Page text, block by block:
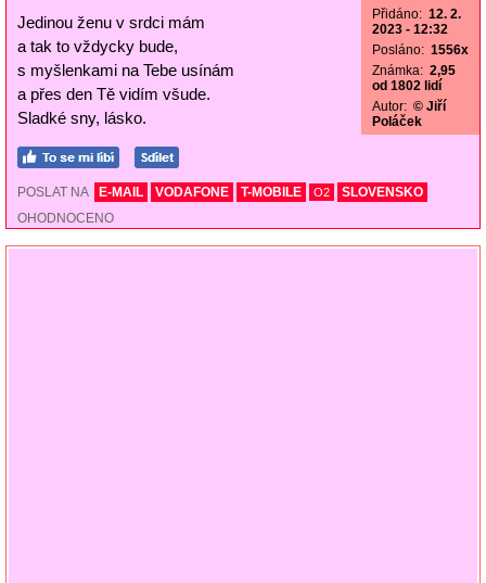
Jedinou ženu v srdci mám
a tak to vždycky bude,
s myšlenkami na Tebe usínám
a přes den Tě vidím všude.
Sladké sny, lásko.
Přidáno: 12. 2.
2023 - 12:32
Posláno: 1556x
Známka: 2,95
od 1802 lidí
Autor: © Jiří
Poláček
POSLAT NA E-MAIL VODAFONE T-MOBILE O2
SLOVENSKO
OHODNOCENO